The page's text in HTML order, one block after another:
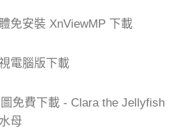
免安裝 XnViewMP 下載
電腦版下載
免費下載 - Clara the Jellyfish
母